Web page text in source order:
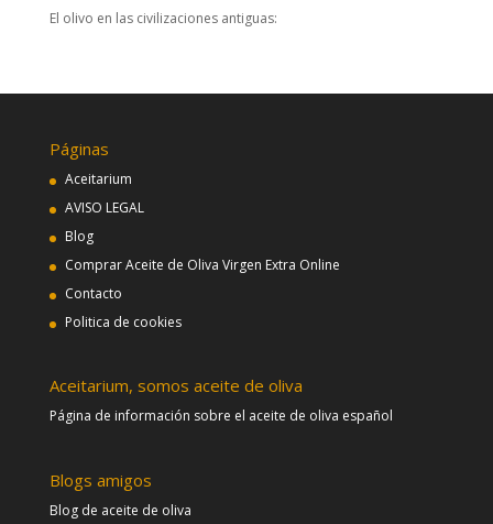
El olivo en las civilizaciones antiguas:
Páginas
Aceitarium
AVISO LEGAL
Blog
Comprar Aceite de Oliva Virgen Extra Online
Contacto
Politica de cookies
Aceitarium, somos aceite de oliva
Página de información sobre el aceite de oliva español
Blogs amigos
Blog de aceite de oliva